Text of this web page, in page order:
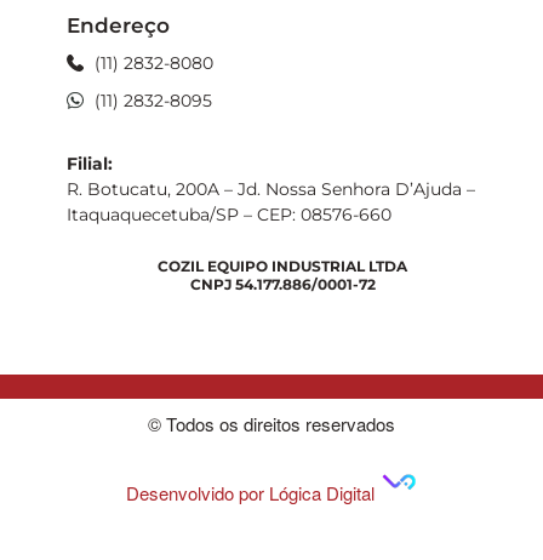
Endereço
(11) 2832-8080
(11) 2832-8095
Filial:
R. Botucatu, 200A – Jd. Nossa Senhora D’Ajuda –
Itaquaquecetuba/SP – CEP: 08576-660
COZIL EQUIPO INDUSTRIAL LTDA
CNPJ 54.177.886/0001-72
© Todos os direitos reservados
Desenvolvido por Lógica Digital